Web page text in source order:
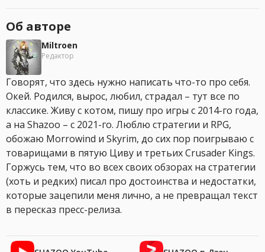
Об авторе
Miltroen
Редактор
Говорят, что здесь нужно написать что-то про себя.
Окей. Родился, вырос, любил, страдал – тут все по
классике. Живу с котом, пишу про игры с 2014-го года,
а на Shazoo – с 2021-го. Люблю стратегии и RPG,
обожаю Morrowind и Skyrim, до сих пор поигрываю с
товарищами в пятую Циву и третьих Crusader Kings.
Горжусь тем, что во всех своих обзорах на стратегии
(хоть и редких) писал про достоинства и недостатки,
которые зацепили меня лично, а не превращал текст
в пересказ пресс-релиза.